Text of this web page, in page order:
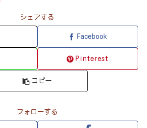
シェアする
Facebook
Pinterest
コピー
フォローする